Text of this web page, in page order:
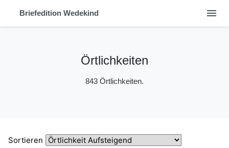
Briefedition Wedekind menu
Örtlichkeiten
843 Örtlichkeiten.
Sortieren